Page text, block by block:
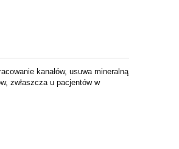
kanałów, usuwa mineralną
zwłaszcza u pacjentów w